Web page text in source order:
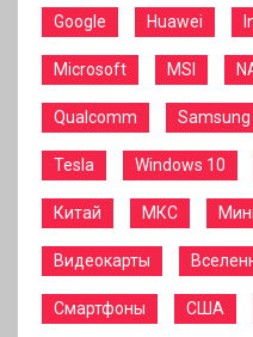
Google Huawei
Microsoft MSI
Qualcomm Samsung
Tesla Windows 10
Китай МКС
Видеокарты
Смартфоны США